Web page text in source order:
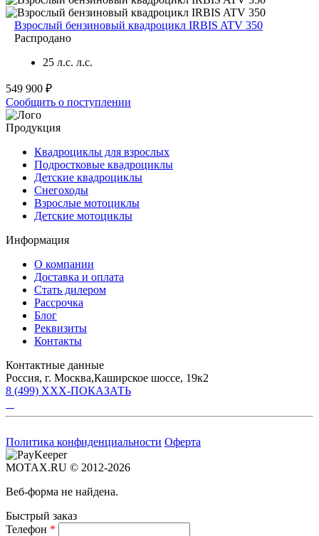
Взрослый бензиновый квадроцикл IRBIS ATV 350
Распродано
25 л.с. л.с.
549 900 ₽
Сообщить о поступлении
Продукция
Квадроциклы для взрослых
Подростковые квадроциклы
Детские квадроциклы
Снегоходы
Взрослые мотоциклы
Детские мотоциклы
Информация
О компании
Доставка и оплата
Стать дилером
Рассрочка
Блог
Реквизиты
Контакты
Контактные данные
Россия, г. Москва,Каширское шоссе, 19к2
8 (499) XXX-ПОКАЗАТЬ
Политика конфиденциальности Оферта
MOTAX.RU © 2012-2026
Веб-форма не найдена.
Быстрый заказ
Телефон *